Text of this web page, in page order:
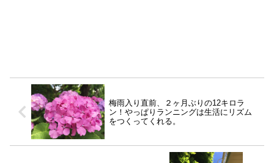
梅雨入り直前、２ヶ月ぶりの12キロラ
ン！やっぱりランニングは生活にリズム
をつくってくれる。